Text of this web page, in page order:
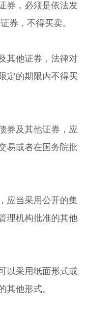
券，必须是依法发
券，不得买卖。
其他证券，法律对
定的期限内不得买
券及其他证券，应
易或者在国务院批
应当采用公开的集
理机构批准的其他
以采用纸面形式或
其他形式。